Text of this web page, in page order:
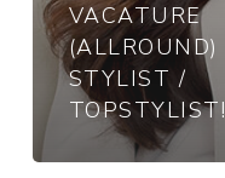
VACATURE
(ALLROUND)
STYLIST /
TOPSTYLIST!